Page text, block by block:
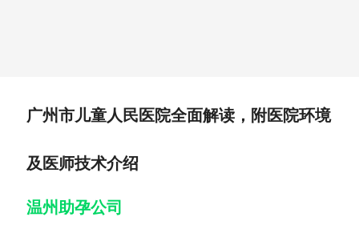
广州市儿童人民医院全面解读，附医院环境
及医师技术介绍
温州助孕公司